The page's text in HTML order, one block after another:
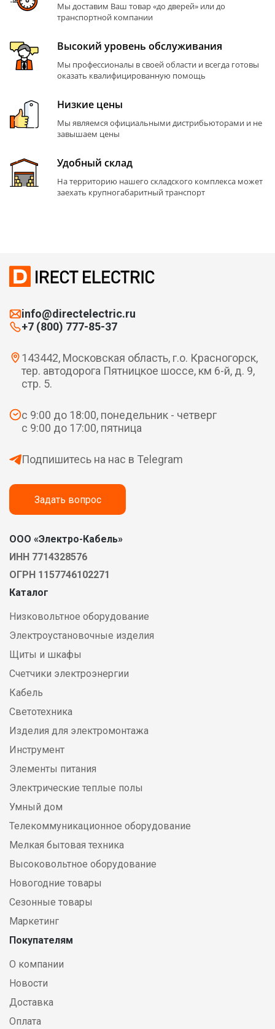
Мы доставим Ваш товар «до дверей» или до
транспортной компании
Высокий уровень обслуживания
Мы профессионалы в своей области и всегда готовы
оказать квалифицированную помощь
Низкие цены
Мы являемся официальными дистрибьюторами и не
завышаем цены
Удобный склад
На территорию нашего складского комплекса может
заехать крупногабаритный транспорт
info@directelectric.ru
+7 (800) 777-85-37
143442, Московская область, г.о. Красногорск,
тер. автодорога Пятницкое шоссе, км 6-й, д. 9,
стр. 5.
с 9:00 до 18:00, понедельник - четверг
с 9:00 до 17:00, пятница
Подпишитесь на нас в Telegram
Задать вопрос
ООО «Электро-Кабель»
ИНН 7714328576
ОГРН 1157746102271
Каталог
Низковольтное оборудование
Электроустановочные изделия
Щиты и шкафы
Счетчики электроэнергии
Кабель
Светотехника
Изделия для электромонтажа
Инструмент
Элементы питания
Электрические теплые полы
Умный дом
Телекоммуникационное оборудование
Мелкая бытовая техника
Высоковольтное оборудование
Новогодние товары
Сезонные товары
Маркетинг
Покупателям
О компании
Новости
Доставка
Оплата